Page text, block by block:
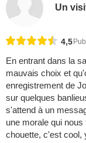
Un
4,5
En entrant dans la
mauvais choix et
enregistrement de
sur quelques
s'attend à un
une morale qui
chouette, c'est cool,